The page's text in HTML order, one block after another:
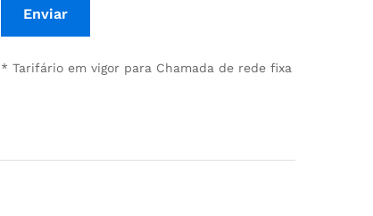
* Tarifário em vigor para Chamada de rede fixa